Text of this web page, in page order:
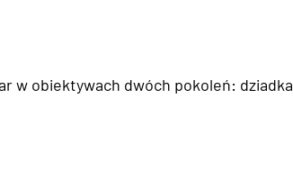
w obiektywach dwóch pokoleń: dziadka